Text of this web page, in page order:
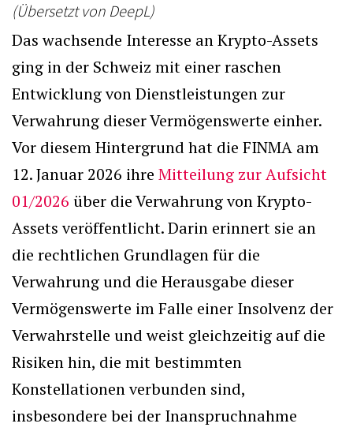
(Übersetzt von DeepL)
Das wachsende Interesse an Krypto-Assets
ging in der Schweiz mit einer raschen
Entwicklung von Dienstleistungen zur
Verwahrung dieser Vermögenswerte einher.
Vor diesem Hintergrund hat die FINMA am
12. Januar 2026 ihre Mitteilung zur Aufsicht
01/2026 über die Verwahrung von Krypto-
Assets veröffentlicht. Darin erinnert sie an
die rechtlichen Grundlagen für die
Verwahrung und die Herausgabe dieser
Vermögenswerte im Falle einer Insolvenz der
Verwahrstelle und weist gleichzeitig auf die
Risiken hin, die mit bestimmten
Konstellationen verbunden sind,
insbesondere bei der Inanspruchnahme